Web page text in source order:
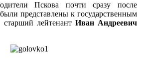
Пскова почти сразу после
представлены к государственным
лейтенант Иван Андреевич